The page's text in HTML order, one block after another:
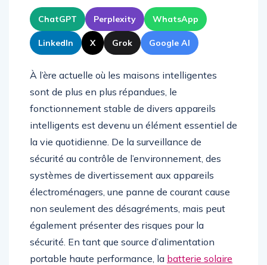
ChatGPT Perplexity WhatsApp
LinkedIn X Grok Google AI
À l’ère actuelle où les maisons intelligentes
sont de plus en plus répandues, le
fonctionnement stable de divers appareils
intelligents est devenu un élément essentiel de
la vie quotidienne. De la surveillance de
sécurité au contrôle de l’environnement, des
systèmes de divertissement aux appareils
électroménagers, une panne de courant cause
non seulement des désagréments, mais peut
également présenter des risques pour la
sécurité. En tant que source d’alimentation
portable haute performance, la batterie solaire